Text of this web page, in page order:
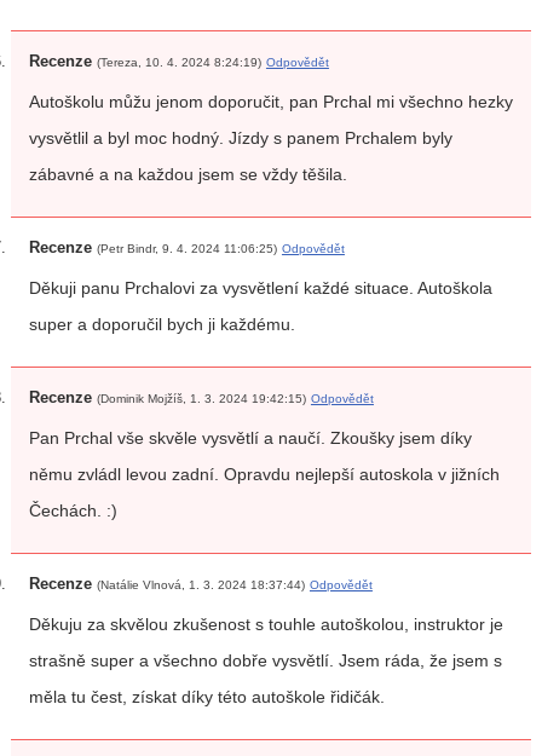
Recenze (Tereza, 10. 4. 2024 8:24:19) Odpovědět
Autoškolu můžu jenom doporučit, pan Prchal mi všechno hezky
vysvětlil a byl moc hodný. Jízdy s panem Prchalem byly
zábavné a na každou jsem se vždy těšila.
Recenze (Petr Bindr, 9. 4. 2024 11:06:25) Odpovědět
Děkuji panu Prchalovi za vysvětlení každé situace. Autoškola
super a doporučil bych ji každému.
Recenze (Dominik Mojžíš, 1. 3. 2024 19:42:15) Odpovědět
Pan Prchal vše skvěle vysvětlí a naučí. Zkoušky jsem díky
němu zvládl levou zadní. Opravdu nejlepší autoskola v jižních
Čechách. :)
Recenze (Natálie Vlnová, 1. 3. 2024 18:37:44) Odpovědět
Děkuju za skvělou zkušenost s touhle autoškolou, instruktor je
strašně super a všechno dobře vysvětlí. Jsem ráda, že jsem s
měla tu čest, získat díky této autoškole řidičák.